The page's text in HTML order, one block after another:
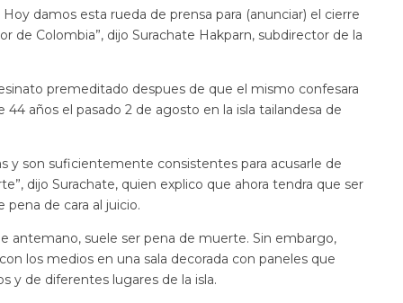
damos esta rueda de prensa para (anunciar) el cierre
de Colombia”, dijo Surachate Hakparn, subdirector de la
premeditado despues de que el mismo confesara
años el pasado 2 de agosto en la isla tailandesa de
y son suficientemente consistentes para acusarle de
dijo Surachate, quien explico que ahora tendra que ser
de cara al juicio.
antemano, suele ser pena de muerte. Sin embargo,
los medios en una sala decorada con paneles que
y de diferentes lugares de la isla.